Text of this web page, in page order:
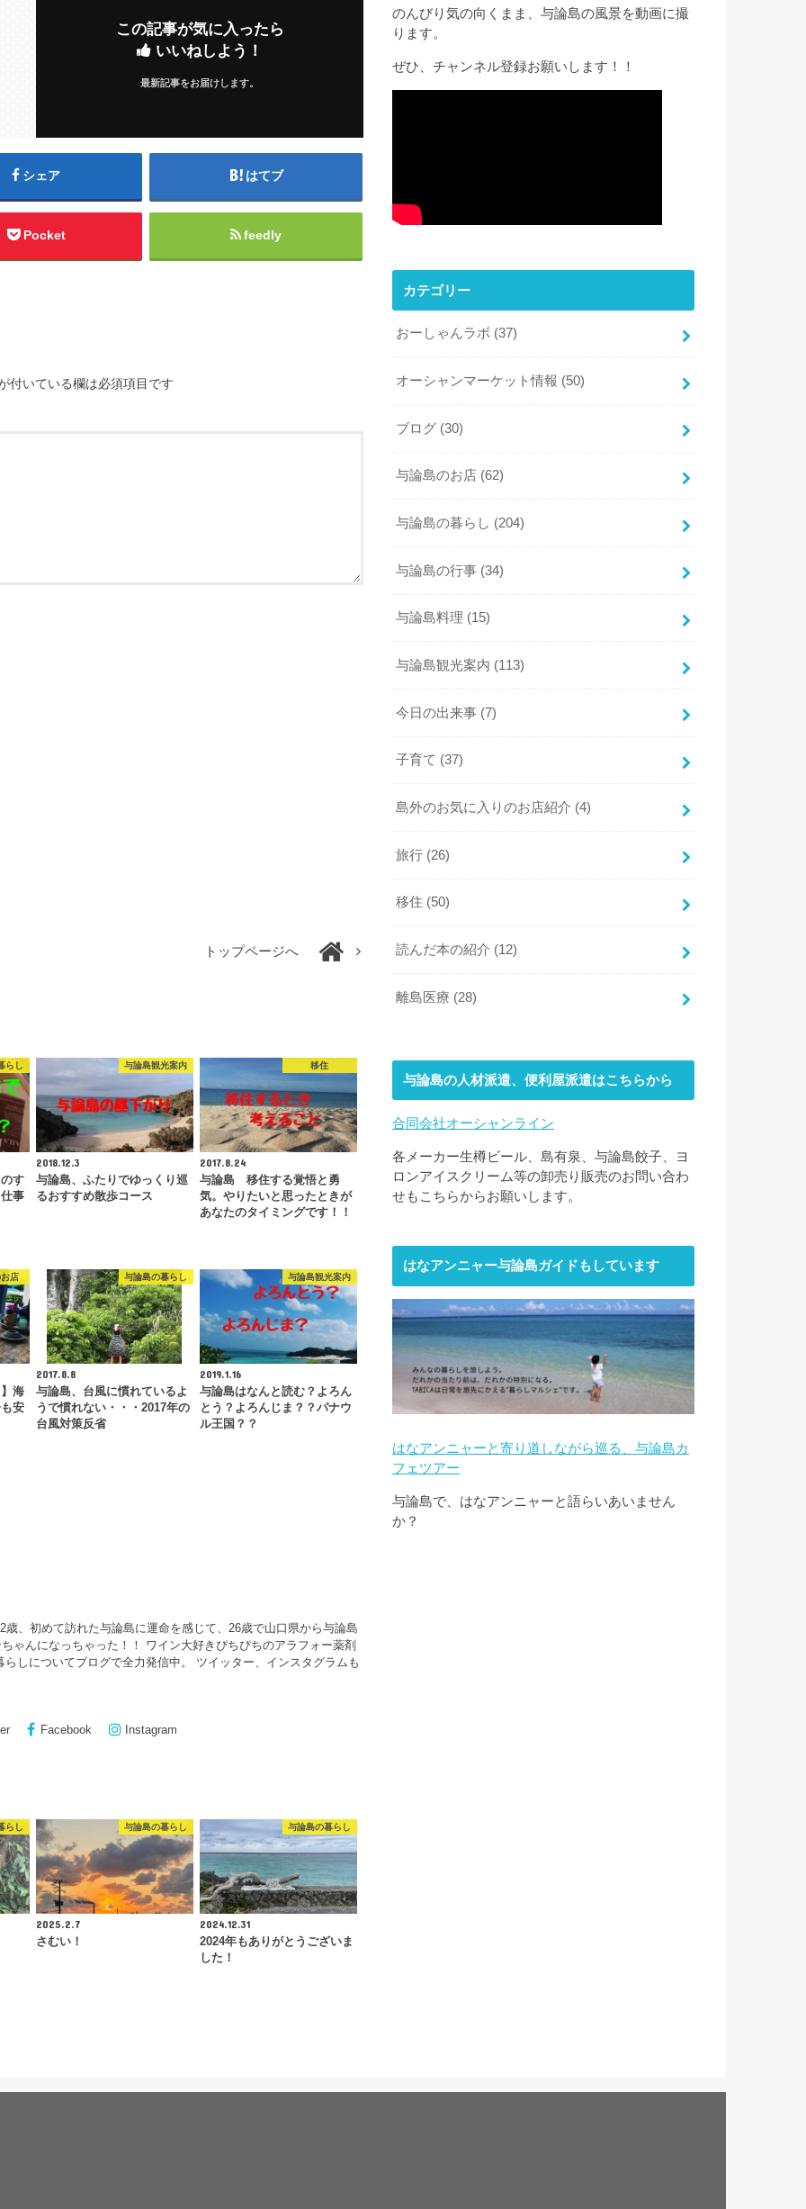
この記事が気に入ったら
いいねしよう！
最新記事をお届けします。
シェア はてブ
Pocket feedly
付いている欄は必須項目です
トップページへ
らし
す
事
与論島観光案内
2018.12.3
与論島、ふたりでゆっくり巡
るおすすめ散歩コース
移住
2017.8.24
与論島 移住する覚悟と勇
気。やりたいと思ったときが
あなたのタイミングです！！
店
海
安
与論島の暮らし
2017.8.8
与論島、台風に慣れているよ
うで慣れない・・・2017年の
台風対策反省
与論島観光案内
2019.1.16
与論島はなんと読む？よろん
とう？よろんじま？？パナウ
ル王国？？
、初めて訪れた与論島に運命を感じて、26歳で山口県から与論島
ゃんになっちゃった！！ ワイン大好きぴちぴちのアラフォー薬剤
しについてブログで全力発信中。 ツイッター、インスタグラムも
Facebook Instagram
らし 与論島の暮らし
2025.2.7
さむい！
与論島の暮らし
2024.12.31
2024年もありがとうございま
した！
のんびり気の向くまま、与論島の風景を動画に撮
ります。
ぜひ、チャンネル登録お願いします！！
カテゴリー
おーしゃんラボ (37)
オーシャンマーケット情報 (50)
ブログ (30)
与論島のお店 (62)
与論島の暮らし (204)
与論島の行事 (34)
与論島料理 (15)
与論島観光案内 (113)
今日の出来事 (7)
子育て (37)
島外のお気に入りのお店紹介 (4)
旅行 (26)
移住 (50)
読んだ本の紹介 (12)
離島医療 (28)
与論島の人材派遣、便利屋派遣はこちらから
合同会社オーシャンライン
各メーカー生樽ビール、島有泉、与論島餃子、ヨ
ロンアイスクリーム等の卸売り販売のお問い合わ
せもこちらからお願いします。
はなアンニャー与論島ガイドもしています
はなアンニャーと寄り道しながら巡る、与論島カ
フェツアー
与論島で、はなアンニャーと語らいあいません
か？